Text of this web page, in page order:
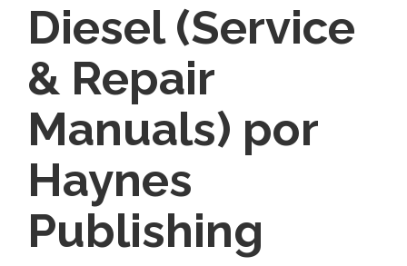
Diesel (Service
& Repair
Manuals) por
Haynes
Publishing